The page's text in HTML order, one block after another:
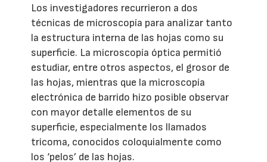
Los investigadores recurrieron a dos
técnicas de microscopía para analizar tanto
la estructura interna de las hojas como su
superficie. La microscopía óptica permitió
estudiar, entre otros aspectos, el grosor de
las hojas, mientras que la microscopía
electrónica de barrido hizo posible observar
con mayor detalle elementos de su
superficie, especialmente los llamados
tricoma, conocidos coloquialmente como
los ‘pelos’ de las hojas.